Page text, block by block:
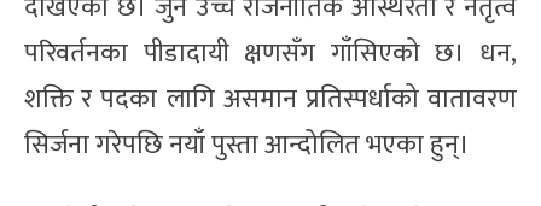
परिवर्तनका पीडादायी क्षणसँग गाँसिएको छ। धन,
शक्ति र पदका लागि असमान प्रतिस्पर्धाको वातावरण
सिर्जना गरेपछि नयाँ पुस्ता आन्दोलित भएका हुन्।